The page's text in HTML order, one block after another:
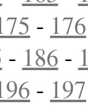
- 176
- 186 -
- 197